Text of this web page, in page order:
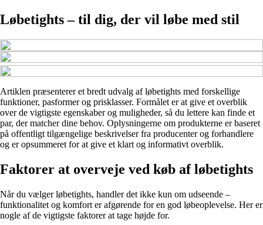
Løbetights – til dig, der vil løbe med stil
Artiklen præsenterer et bredt udvalg af løbetights med forskellige
funktioner, pasformer og prisklasser. Formålet er at give et overblik
over de vigtigste egenskaber og muligheder, så du lettere kan finde et
par, der matcher dine behov. Oplysningerne om produkterne er baseret
på offentligt tilgængelige beskrivelser fra producenter og forhandlere
og er opsummeret for at give et klart og informativt overblik.
Faktorer at overveje ved køb af løbetights
Når du vælger løbetights, handler det ikke kun om udseende –
funktionalitet og komfort er afgørende for en god løbeoplevelse. Her er
nogle af de vigtigste faktorer at tage højde for.